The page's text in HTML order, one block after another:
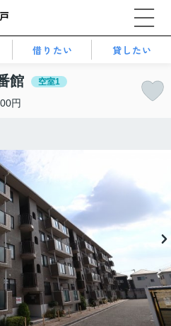
借りたい 貸したい
館 空室1
円